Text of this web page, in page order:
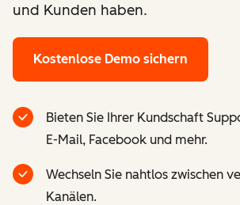
und Kunden haben.
Kostenlose Demo sichern
Bieten Sie Ihrer Kundschaft
E-Mail, Facebook und mehr.
Wechseln Sie nahtlos zwischen
Kanälen.